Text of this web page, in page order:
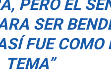
PERO EL
SER
FUE COMO
TEMA”